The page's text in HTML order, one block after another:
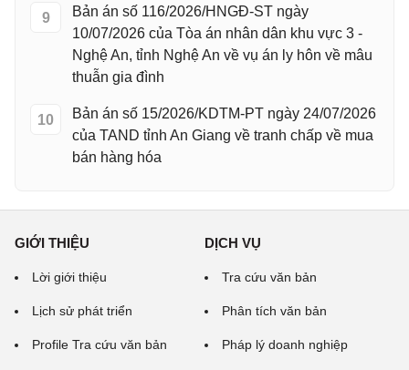
9
Bản án số 116/2026/HNGĐ-ST ngày
10/07/2026 của Tòa án nhân dân khu vực 3 -
Nghệ An, tỉnh Nghệ An về vụ án ly hôn về mâu
thuẫn gia đình
10
Bản án số 15/2026/KDTM-PT ngày 24/07/2026
của TAND tỉnh An Giang về tranh chấp về mua
bán hàng hóa
GIỚI THIỆU
Lời giới thiệu
Lịch sử phát triển
Profile Tra cứu văn bản
DỊCH VỤ
Tra cứu văn bản
Phân tích văn bản
Pháp lý doanh nghiệp